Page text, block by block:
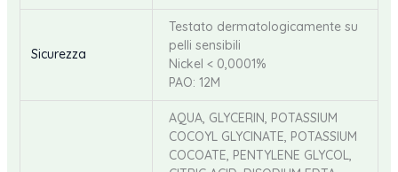
Sicurezza
Testato dermatologicamente su
pelli sensibili
Nickel < 0,0001%
PAO: 12M
​AQUA, GLYCERIN, POTASSIUM
COCOYL GLYCINATE, POTASSIUM
COCOATE, PENTYLENE GLYCOL,